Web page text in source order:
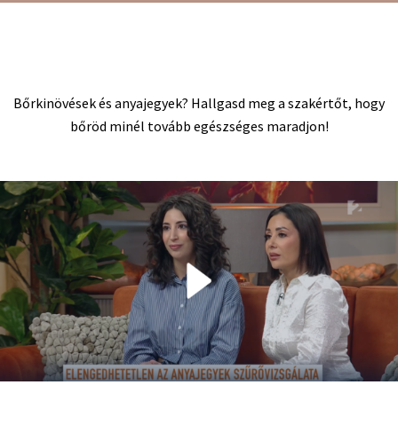
Bőrkinövések és anyajegyek? Hallgasd meg a szakértőt, hogy
bőröd minél tovább egészséges maradjon!